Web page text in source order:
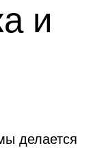
и
делается